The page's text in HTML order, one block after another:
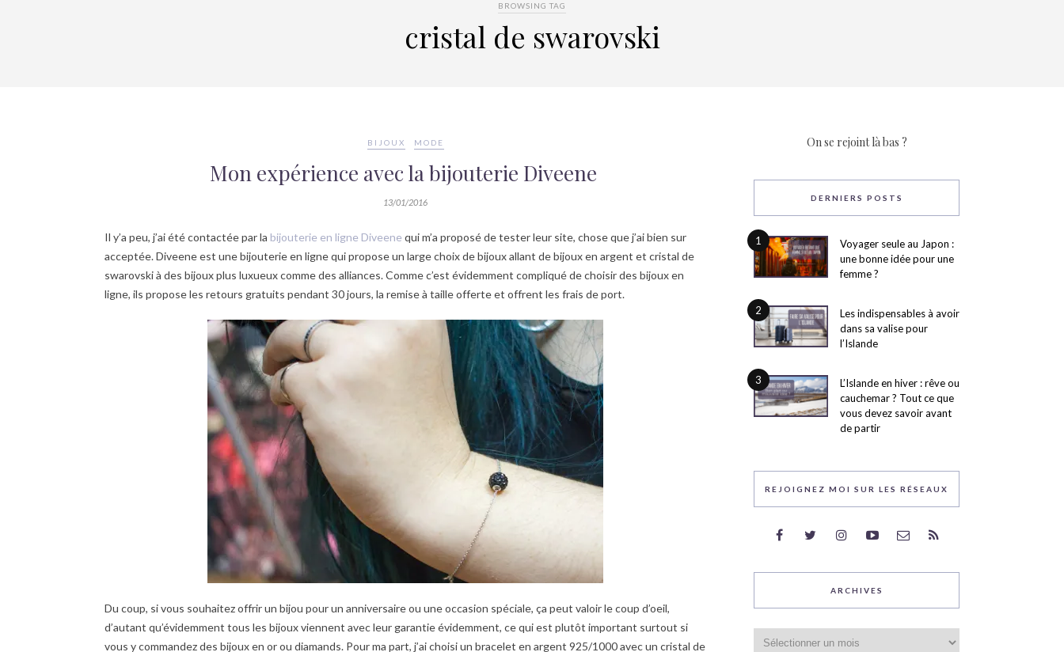
BROWSING TAG
cristal de swarovski
BIJOUX MODE
Mon expérience avec la bijouterie Diveene
13/01/2016
Il y’a peu, j’ai été contactée par la bijouterie en ligne Diveene qui m’a proposé de tester leur site, chose que j’ai bien sur
acceptée. Diveene est une bijouterie en ligne qui propose un large choix de bijoux allant de bijoux en argent et cristal de
swarovski à des bijoux plus luxueux comme des alliances. Comme c’est évidemment compliqué de choisir des bijoux en
ligne, ils propose les retours gratuits pendant 30 jours, la remise à taille offerte et offrent les frais de port.
Du coup, si vous souhaitez offrir un bijou pour un anniversaire ou une occasion spéciale, ça peut valoir le coup d’oeil,
d’autant qu’évidemment tous les bijoux viennent avec leur garantie évidemment, ce qui est plutôt important surtout si
vous y commandez des bijoux en or ou diamands. Pour ma part, j’ai choisi un bracelet en argent 925/1000 avec un cristal de
On se rejoint là bas ?
DERNIERS POSTS
1
Voyager seule au Japon :
une bonne idée pour une
femme ?
2
Les indispensables à avoir
dans sa valise pour
l’Islande
3
L’Islande en hiver : rêve ou
cauchemar ? Tout ce que
vous devez savoir avant
de partir
REJOIGNEZ MOI SUR LES RÉSEAUX
ARCHIVES